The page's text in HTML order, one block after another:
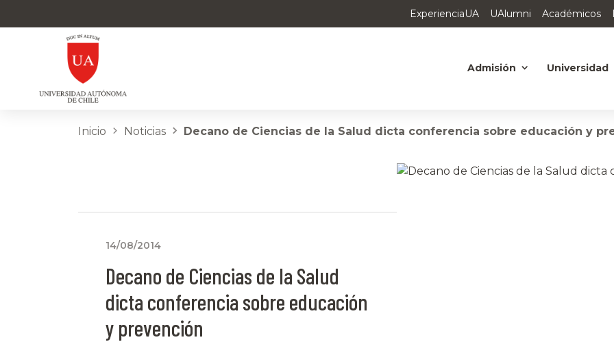
ExperienciaUA UAlumni Académicos
Admisión Universidad
Inicio Noticias Decano de Ciencias de la Salud dicta conferencia sobre educación y
14/08/2014
Decano de Ciencias de la Salud
dicta conferencia sobre educación
y prevención